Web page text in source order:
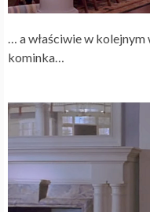
… a właściwie w
kominka…